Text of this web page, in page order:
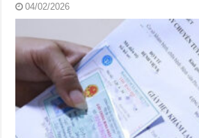
04/02/2026